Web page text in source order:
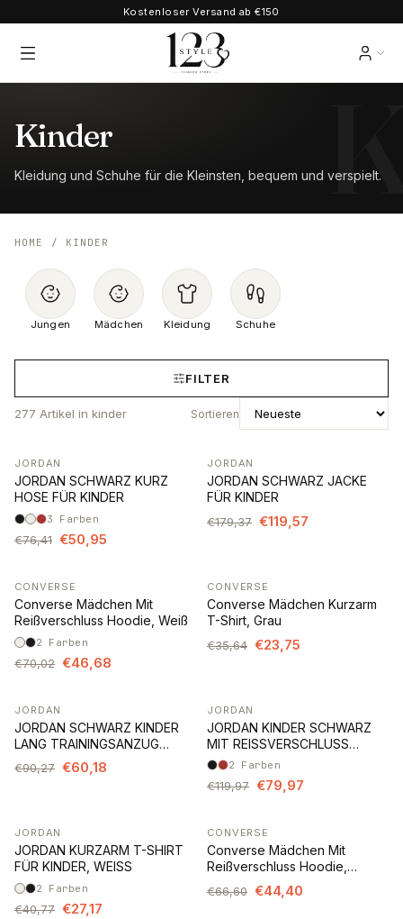
Kostenloser Versand ab €150
Kinder
Kleidung und Schuhe für die Kleinsten, bequem und verspielt.
HOME / KINDER
Jungen Mädchen Kleidung Schuhe
FILTER
277 Artikel in kinder Sortieren
-33%
JORDAN
JORDAN SCHWARZ KURZ
HOSE FÜR KINDER
3 Farben
€76,41 €50,95
-33%
JORDAN
JORDAN SCHWARZ JACKE
FÜR KINDER
€179,37 €119,57
-33%
CONVERSE
Converse Mädchen Mit
Reißverschluss Hoodie, Weiß
2 Farben
€70,02 €46,68
-33%
CONVERSE
Converse Mädchen Kurzarm
T-Shirt, Grau
€35,64 €23,75
-33%
JORDAN
JORDAN SCHWARZ KINDER
LANG TRAININGSANZUG
€90,27 €60,18
-33%
JORDAN
JORDAN KINDER SCHWARZ
MIT REISSVERSCHLUSS
SWEATSHIRT
2 Farben
€119,97 €79,97
-33%
JORDAN
JORDAN KURZARM T-SHIRT
FÜR KINDER, WEISS
2 Farben
€40,77 €27,17
-33%
CONVERSE
Converse Mädchen Mit
Reißverschluss Hoodie,
€66,60 €44,40